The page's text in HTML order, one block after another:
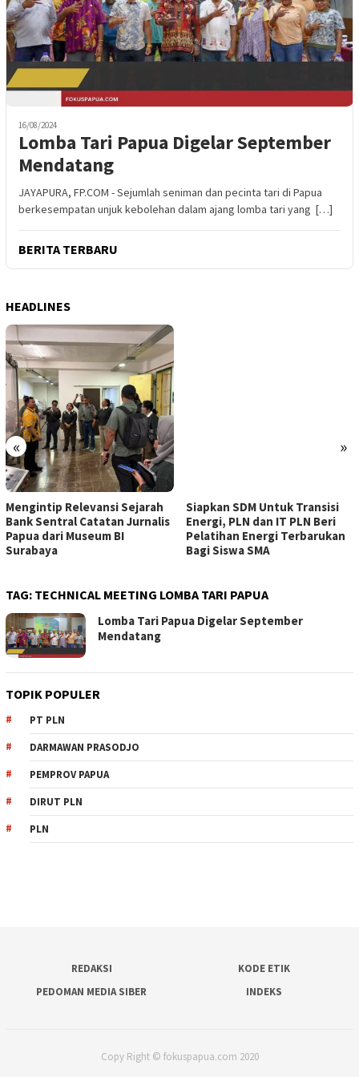
16/08/2024
Lomba Tari Papua Digelar September
Mendatang
JAYAPURA, FP.COM - Sejumlah seniman dan pecinta tari di Papua
berkesempatan unjuk kebolehan dalam ajang lomba tari yang […]
BERITA TERBARU
HEADLINES
« »
Mengintip Relevansi Sejarah
Bank Sentral Catatan Jurnalis
Papua dari Museum BI
Surabaya
Siapkan SDM Untuk Transisi
Energi, PLN dan IT PLN Beri
Pelatihan Energi Terbarukan
Bagi Siswa SMA
TAG: TECHNICAL MEETING LOMBA TARI PAPUA
Lomba Tari Papua Digelar September
Mendatang
TOPIK POPULER
PT PLN
DARMAWAN PRASODJO
PEMPROV PAPUA
DIRUT PLN
PLN
REDAKSI
KODE ETIK
PEDOMAN MEDIA SIBER
INDEKS
Copy Right © fokuspapua.com 2020